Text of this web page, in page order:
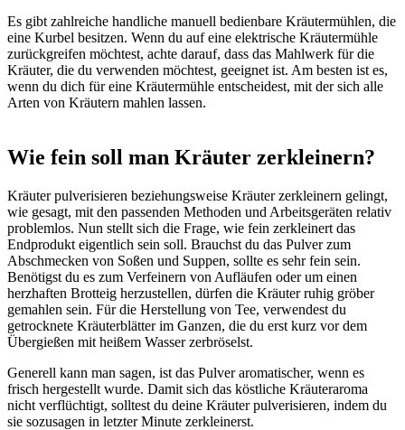
Es gibt zahlreiche handliche manuell bedienbare Kräutermühlen, die
eine Kurbel besitzen. Wenn du auf eine elektrische Kräutermühle
zurückgreifen möchtest, achte darauf, dass das Mahlwerk für die
Kräuter, die du verwenden möchtest, geeignet ist. Am besten ist es,
wenn du dich für eine Kräutermühle entscheidest, mit der sich alle
Arten von Kräutern mahlen lassen.
Wie fein soll man Kräuter zerkleinern?
Kräuter pulverisieren beziehungsweise Kräuter zerkleinern gelingt,
wie gesagt, mit den passenden Methoden und Arbeitsgeräten relativ
problemlos. Nun stellt sich die Frage, wie fein zerkleinert das
Endprodukt eigentlich sein soll. Brauchst du das Pulver zum
Abschmecken von Soßen und Suppen, sollte es sehr fein sein.
Benötigst du es zum Verfeinern von Aufläufen oder um einen
herzhaften Brotteig herzustellen, dürfen die Kräuter ruhig gröber
gemahlen sein. Für die Herstellung von Tee, verwendest du
getrocknete Kräuterblätter im Ganzen, die du erst kurz vor dem
Übergießen mit heißem Wasser zerbröselst.
Generell kann man sagen, ist das Pulver aromatischer, wenn es
frisch hergestellt wurde. Damit sich das köstliche Kräuteraroma
nicht verflüchtigt, solltest du deine Kräuter pulverisieren, indem du
sie sozusagen in letzter Minute zerkleinerst.